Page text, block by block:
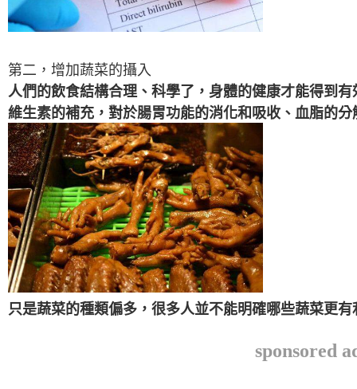
第二，增加蔬菜的攝入
人們的飲食結構合理、科學了，身體的健康才能得到
維生素的補充，對於腸胃功能的消化和吸收、血脂的
只是蔬菜的種類偏多，很多人並不能明確哪些蔬菜更
sponsored